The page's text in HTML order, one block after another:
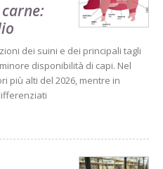
dei suini e dei principali tagli
disponibilità di capi. Nel
più alti del 2026, mentre in